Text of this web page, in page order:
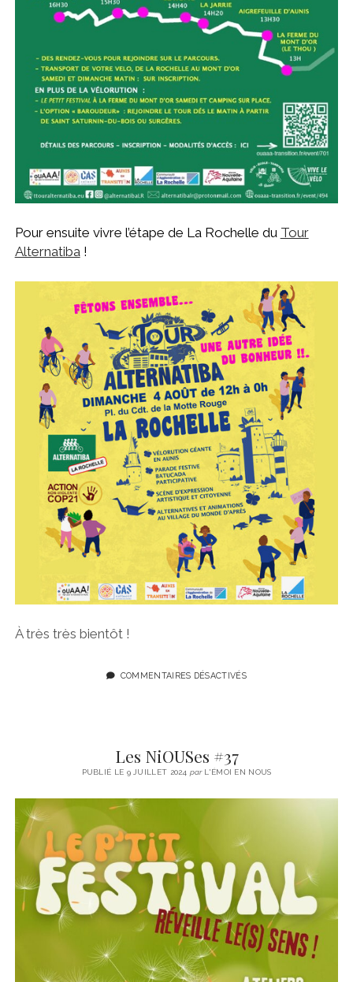
Pour ensuite vivre l’étape de La Rochelle du Tour
Alternatiba!
À très très bientôt !
COMMENTAIRES DÉSACTIVÉS
Les NiOUSes #37
PUBLIÉ LE 9 JUILLET 2024 parL'ÉMOI EN NOUS